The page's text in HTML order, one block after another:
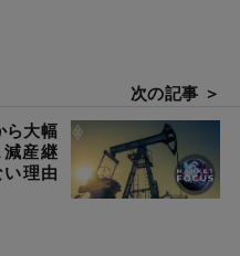
次の記事 ＞
ら大幅
産継
理由